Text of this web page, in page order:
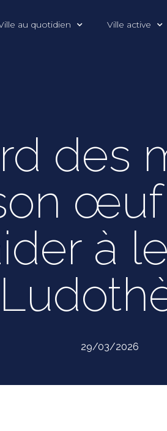
au quotidien Ville active
des
œuf
à
29/03/2026